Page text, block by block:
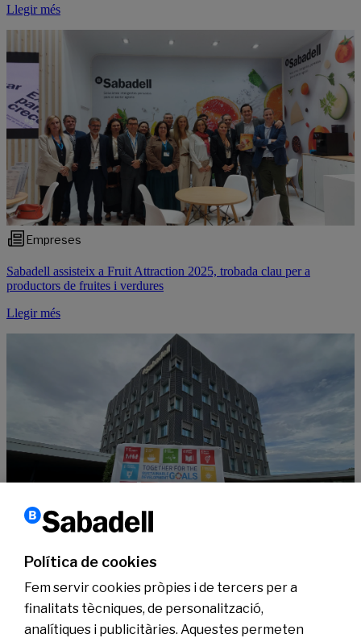
Llegir més
Empreses
Sabadell assisteix a Fruit Attraction 2025, trobada clau per a
productors de fruites i verdures
Llegir més
Llegir més
Política de cookies
Fem servir cookies pròpies i de tercers per a
finalitats tècniques, de personalització,
analítiques i publicitàries. Aquestes permeten